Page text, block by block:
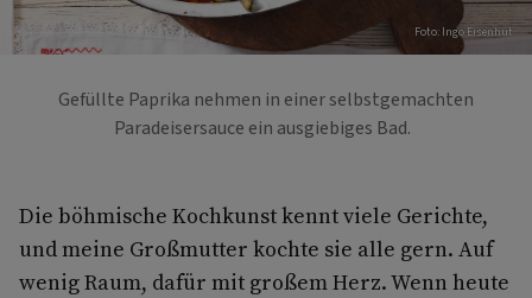
Foto: Ingo Eisenhut
Gefüllte Paprika nehmen in einer selbstgemachten
Paradeisersauce ein ausgiebiges Bad.
Die böhmische Kochkunst kennt viele Gerichte,
und meine Großmutter kochte sie alle gern. Auf
wenig Raum, dafür mit großem Herz. Wenn heute